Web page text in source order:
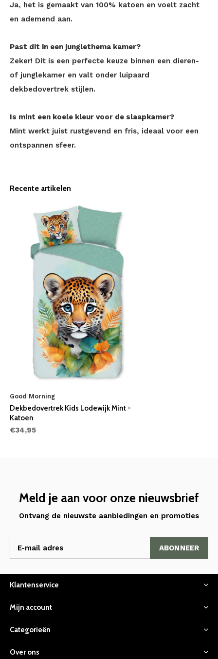
Ja, het is gemaakt van 100% katoen en voelt zacht
en ademend aan.
Past dit in een junglethema kamer?
Zeker! Dit is een perfecte keuze binnen een dieren-
of junglekamer en valt onder luipaard
dekbedovertrek stijlen.
Is mint een koele kleur voor de slaapkamer?
Mint werkt juist rustgevend en fris, ideaal voor een
ontspannen sfeer.
Recente artikelen
Good Morning
Dekbedovertrek Kids Lodewijk Mint -
Katoen
€34,95
Meld je aan voor onze nieuwsbrief
Ontvang de nieuwste aanbiedingen en promoties
ABONNEER
Klantenservice
Mijn account
Categorieën
Over ons